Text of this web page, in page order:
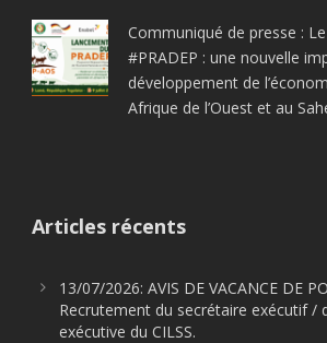
Communiqué de presse :
#PRADEP : une nouvelle
développement de
Afrique de l’Ouest et au
Articles récents
13/07/2026: AVIS DE VACANCE DE
Recrutement du secrétaire exécutif /
exécutive du CILSS.